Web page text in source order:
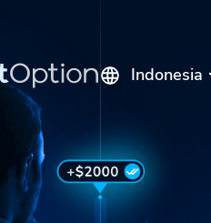
Indonesia
Italiano
Polski